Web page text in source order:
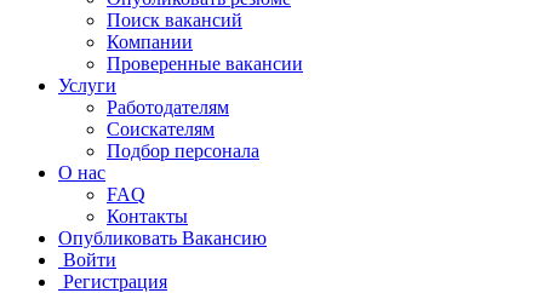
Поиск вакансий
Компании
Проверенные вакансии
Услуги
Работодателям
Соискателям
Подбор персонала
О нас
FAQ
Контакты
Опубликовать Вакансию
Войти
Регистрация